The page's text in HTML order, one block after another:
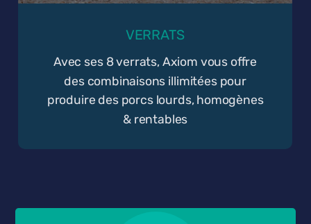
VERRATS
Avec ses 8 verrats, Axiom vous offre
des combinaisons illimitées pour
produire des porcs lourds, homogènes
& rentables